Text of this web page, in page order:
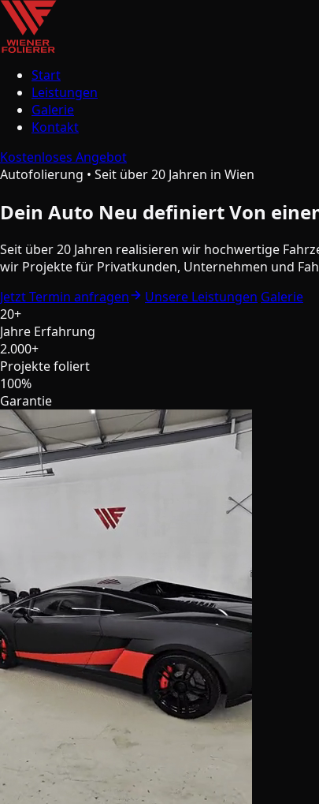
Start
Leistungen
Galerie
Kontakt
Kostenloses Angebot
Autofolierung • Seit über 20 Jahren in Wien
Dein Auto Neu definiertVon
Seit über 20 Jahren realisieren wir hochwertige
wir Projekte für Privatkunden, Unternehmen und
Jetzt Termin anfragen
Unsere Leistungen Galerie
20+
Jahre Erfahrung
2.000+
Projekte foliert
100%
Garantie